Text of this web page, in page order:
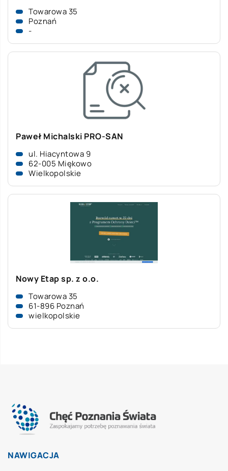
Towarowa 35
Poznań
-
Paweł Michalski PRO-SAN
ul. Hiacyntowa 9
62-005 Miękowo
Wielkopolskie
Nowy Etap sp. z o.o.
Towarowa 35
61-896 Poznań
wielkopolskie
NAWIGACJA